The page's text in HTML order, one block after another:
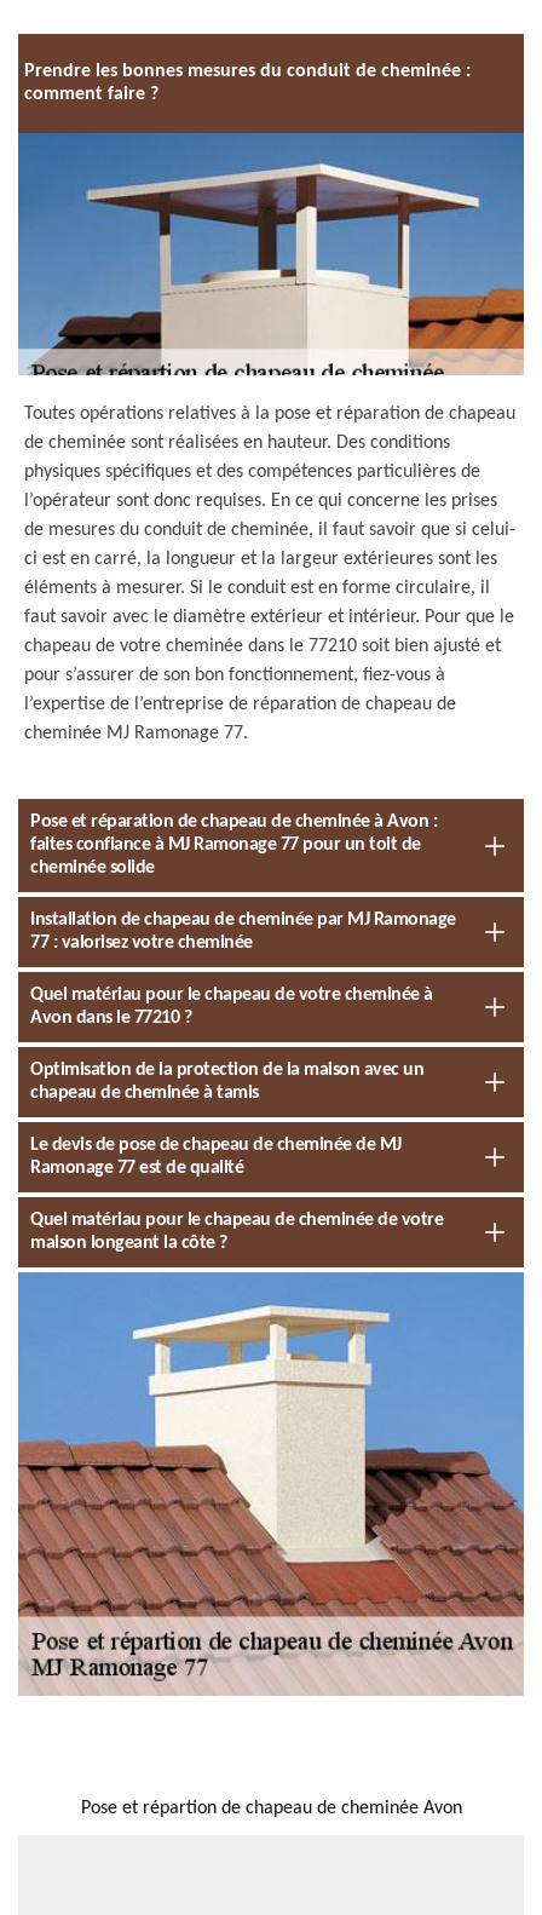
Prendre les bonnes mesures du conduit de cheminée :
comment faire ?
Toutes opérations relatives à la pose et réparation de chapeau
de cheminée sont réalisées en hauteur. Des conditions
physiques spécifiques et des compétences particulières de
l’opérateur sont donc requises. En ce qui concerne les prises
de mesures du conduit de cheminée, il faut savoir que si celui-
ci est en carré, la longueur et la largeur extérieures sont les
éléments à mesurer. Si le conduit est en forme circulaire, il
faut savoir avec le diamètre extérieur et intérieur. Pour que le
chapeau de votre cheminée dans le 77210 soit bien ajusté et
pour s’assurer de son bon fonctionnement, fiez-vous à
l’expertise de l’entreprise de réparation de chapeau de
cheminée MJ Ramonage 77.
Pose et réparation de chapeau de cheminée à Avon :
faites confiance à MJ Ramonage 77 pour un toit de
cheminée solide
Installation de chapeau de cheminée par MJ Ramonage
77 : valorisez votre cheminée
Quel matériau pour le chapeau de votre cheminée à
Avon dans le 77210 ?
Optimisation de la protection de la maison avec un
chapeau de cheminée à tamis
Le devis de pose de chapeau de cheminée de MJ
Ramonage 77 est de qualité
Quel matériau pour le chapeau de cheminée de votre
maison longeant la côte ?
Pose et répartion de chapeau de cheminée Avon